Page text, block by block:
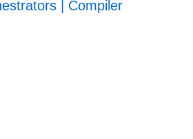
| Compiler